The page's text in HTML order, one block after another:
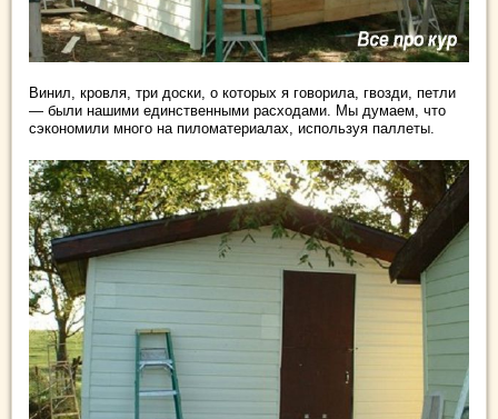
Винил, кровля, три доски, о которых я говорила, гвозди, петли
— были нашими единственными расходами. Мы думаем, что
сэкономили много на пиломатериалах, используя паллеты.